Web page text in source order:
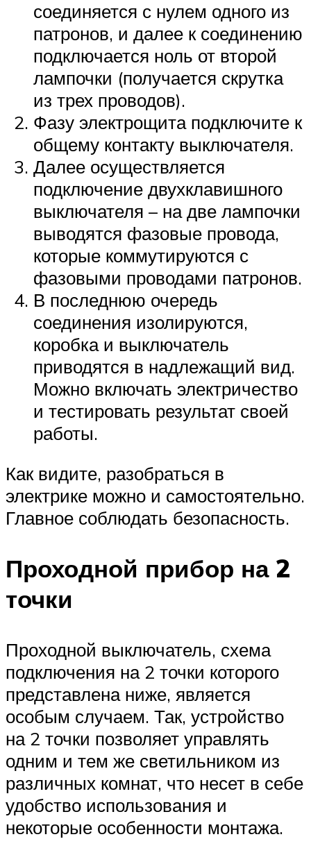
соединяется с нулем одного из
патронов, и далее к соединению
подключается ноль от второй
лампочки (получается скрутка
из трех проводов).
Фазу электрощита подключите к
общему контакту выключателя.
Далее осуществляется
подключение двухклавишного
выключателя – на две лампочки
выводятся фазовые провода,
которые коммутируются с
фазовыми проводами патронов.
В последнюю очередь
соединения изолируются,
коробка и выключатель
приводятся в надлежащий вид.
Можно включать электричество
и тестировать результат своей
работы.
Как видите, разобраться в
электрике можно и самостоятельно.
Главное соблюдать безопасность.
Проходной прибор на 2
точки
Проходной выключатель, схема
подключения на 2 точки которого
представлена ниже, является
особым случаем. Так, устройство
на 2 точки позволяет управлять
одним и тем же светильником из
различных комнат, что несет в себе
удобство использования и
некоторые особенности монтажа.